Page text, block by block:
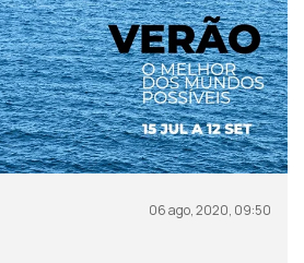
06 ago, 2020, 09:50